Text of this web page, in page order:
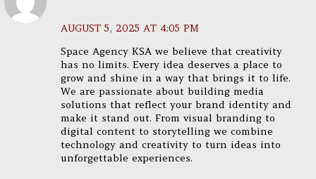
AUGUST 5, 2025 AT 4:05 PM
Space Agency KSA we believe that creativity
has no limits. Every idea deserves a place to
grow and shine in a way that brings it to life.
We are passionate about building media
solutions that reflect your brand identity and
make it stand out. From visual branding to
digital content to storytelling we combine
technology and creativity to turn ideas into
unforgettable experiences.